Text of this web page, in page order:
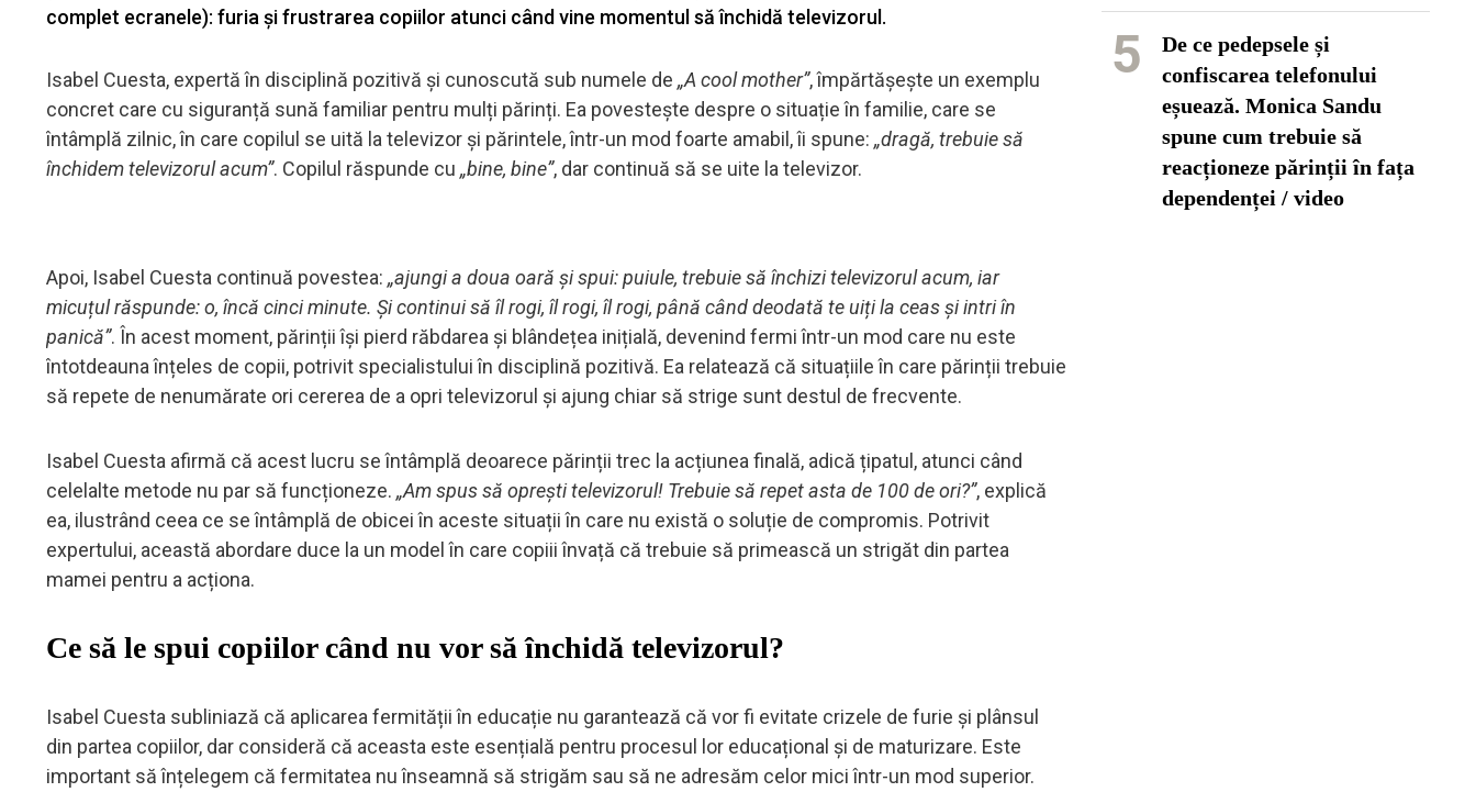
complet ecranele): furia și frustrarea copiilor atunci când vine momentul să închidă televizorul.
Isabel Cuesta, expertă în disciplină pozitivă și cunoscută sub numele de „A cool mother”, împărtășește un exemplu
concret care cu siguranță sună familiar pentru mulți părinți. Ea povestește despre o situație în familie, care se
întâmplă zilnic, în care copilul se uită la televizor și părintele, într-un mod foarte amabil, îi spune: „dragă, trebuie să
închidem televizorul acum”. Copilul răspunde cu „bine, bine”, dar continuă să se uite la televizor.
Apoi, Isabel Cuesta continuă povestea: „ajungi a doua oară și spui: puiule, trebuie să închizi televizorul acum, iar
micuțul răspunde: o, încă cinci minute. Și continui să îl rogi, îl rogi, îl rogi, până când deodată te uiți la ceas și intri în
panică”. În acest moment, părinții își pierd răbdarea și blândețea inițială, devenind fermi într-un mod care nu este
întotdeauna înțeles de copii, potrivit specialistului în disciplină pozitivă. Ea relatează că situațiile în care părinții trebuie
să repete de nenumărate ori cererea de a opri televizorul și ajung chiar să strige sunt destul de frecvente.
Isabel Cuesta afirmă că acest lucru se întâmplă deoarece părinții trec la acțiunea finală, adică țipatul, atunci când
celelalte metode nu par să funcționeze. „Am spus să oprești televizorul! Trebuie să repet asta de 100 de ori?”, explică
ea, ilustrând ceea ce se întâmplă de obicei în aceste situații în care nu există o soluție de compromis. Potrivit
expertului, această abordare duce la un model în care copiii învață că trebuie să primească un strigăt din partea
mamei pentru a acționa.
Ce să le spui copiilor când nu vor să închidă televizorul?
Isabel Cuesta subliniază că aplicarea fermității în educație nu garantează că vor fi evitate crizele de furie și plânsul
din partea copiilor, dar consideră că aceasta este esențială pentru procesul lor educațional și de maturizare. Este
important să înțelegem că fermitatea nu înseamnă să strigăm sau să ne adresăm celor mici într-un mod superior.
5
De ce pedepsele și
confiscarea telefonului
eșuează. Monica Sandu
spune cum trebuie să
reacționeze părinții în fața
dependenței / video